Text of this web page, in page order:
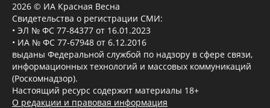
2026 © ИА Красная Весна
Свидетельства о регистрации СМИ:
• ЭЛ № ФС 77-84377 от 16.01.2023
• ИА № ФС 77-67948 от 6.12.2016
выданы Федеральной службой по надзору в сфере связи,
информационных технологий и массовых коммуникаций
(Роскомнадзор).
Настоящий ресурс содержит материалы 18+
О редакции и правовая информация